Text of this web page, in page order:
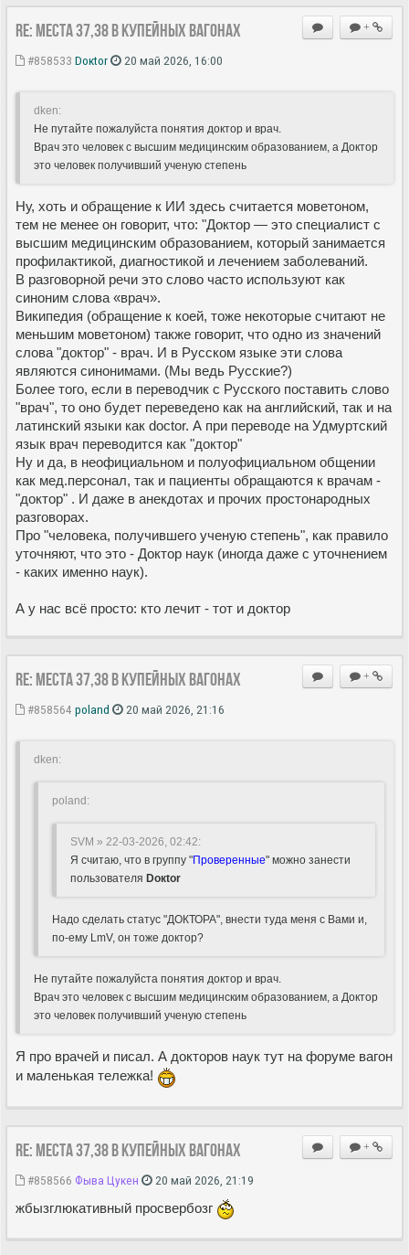
+
Re: Места 37,38 в купейных вагонах
#858533 Doкtor 20 май 2026, 16:00
dken:
Не путайте пожалуйста понятия доктор и врач.
Врач это человек с высшим медицинским образованием, а Доктор
это человек получивший ученую степень
Ну, хоть и обращение к ИИ здесь считается моветоном,
тем не менее он говорит, что: "Доктор — это специалист с
высшим медицинским образованием, который занимается
профилактикой, диагностикой и лечением заболеваний.
В разговорной речи это слово часто используют как
синоним слова «врач».
Википедия (обращение к коей, тоже некоторые считают не
меньшим моветоном) также говорит, что одно из значений
слова "доктор" - врач. И в Русском языке эти слова
являются синонимами. (Мы ведь Русские?)
Более того, если в переводчик с Русского поставить слово
"врач", то оно будет переведено как на английский, так и на
латинский языки как doctor. А при переводе на Удмуртский
язык врач переводится как "доктор"
Ну и да, в неофициальном и полуофициальном общении
как мед.персонал, так и пациенты обращаются к врачам -
"доктор" . И даже в анекдотах и прочих простонародных
разговорах.
Про "человека, получившего ученую степень", как правило
уточняют, что это - Доктор наук (иногда даже с уточнением
- каких именно наук).
А у нас всё просто: кто лечит - тот и доктор
+
Re: Места 37,38 в купейных вагонах
#858564 poland 20 май 2026, 21:16
dken:
poland:
SVM » 22-03-2026, 02:42:
Я считаю, что в группу "Проверенные" можно занести
пользователя Doкtor
Надо сделать статус "ДОКТОРА", внести туда меня с Вами и,
по-ему LmV, он тоже доктор?
Не путайте пожалуйста понятия доктор и врач.
Врач это человек с высшим медицинским образованием, а Доктор
это человек получивший ученую степень
Я про врачей и писал. А докторов наук тут на форуме вагон
и маленькая тележка!
+
Re: Места 37,38 в купейных вагонах
#858566 Фыва Цукен 20 май 2026, 21:19
жбызглюкативный просвербозг